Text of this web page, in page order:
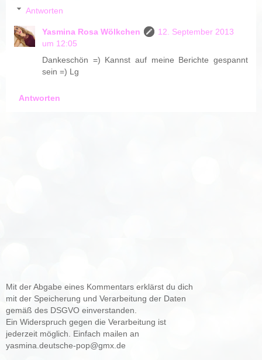
Antworten
Yasmina Rosa Wölkchen
12. September 2013
um 12:05
Dankeschön =) Kannst auf meine Berichte gespannt
sein =) Lg
Antworten
Mit der Abgabe eines Kommentars erklärst du dich
mit der Speicherung und Verarbeitung der Daten
gemäß des DSGVO einverstanden.
Ein Widerspruch gegen die Verarbeitung ist
jederzeit möglich. Einfach mailen an
yasmina.deutsche-pop@gmx.de